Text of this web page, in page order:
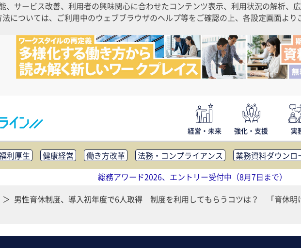
、サービス改善、利用者の興味関心に合わせたコンテンツ表示、利用状況の解析、
については、ご利用中のウェブブラウザのヘルプ等をご確認の上、各設定画面よ
経営・未来 強化・支援 実
利厚生 健康経営 働き方改革 法務・コンプライアンス
業務資料ダウンロ
ト・BCP 社外・社内広報 社外・社内コミュニケーション活性化
FM・オフ
助成金・補助金・コスト削減 アウトソーシング・BPO
調査・レ
総務アワード2026、エントリー受付中（8月7日まで）
男性育休制度、導入初年度で6人取得 制度を利用してもらうコツは？ 「育休明